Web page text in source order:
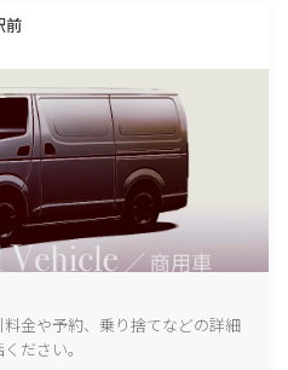
前
金や予約、乗り捨てなどの詳細
ださい。